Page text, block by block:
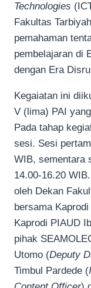
Technologies
Fakultas
pemahaman
pembelajaran di
dengan Era
Kegaiatan ini
V (lima) PAI
Pada tahap
sesi. Sesi
WIB, sementara
14.00-16.20
oleh Dekan
bersama
Kaprodi PIAUD
pihak
Utomo (Deputy
Timbul Pardede (